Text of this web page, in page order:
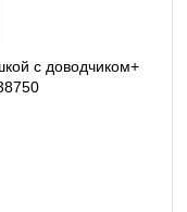
с доводчиком+